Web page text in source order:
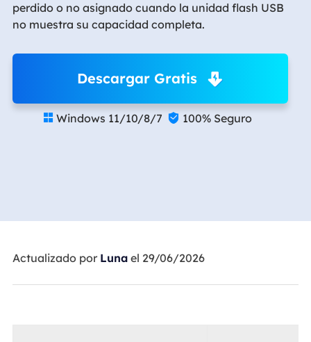
perdido o no asignado cuando la unidad flash USB
no muestra su capacidad completa.
Descargar Gratis
 Windows 11/10/8/7  100% Seguro
Actualizado por Lunael 29/06/2026